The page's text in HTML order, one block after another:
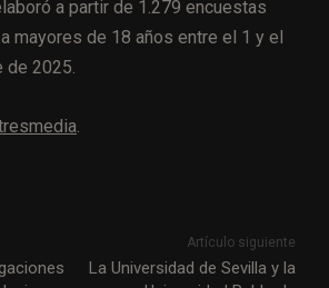
a partir de 1.279 encuestas
mayores de 18 años entre el 1 y el
de 2025.
.
Artículo siguiente
La Universidad de Sevilla y la